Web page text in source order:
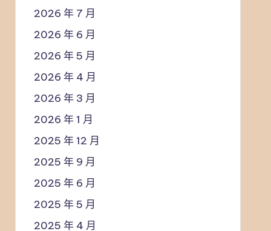
2026 年 7 月
2026 年 6 月
2026 年 5 月
2026 年 4 月
2026 年 3 月
2026 年 1 月
2025 年 12 月
2025 年 9 月
2025 年 6 月
2025 年 5 月
2025 年 4 月